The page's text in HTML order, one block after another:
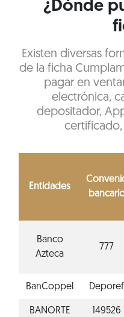
¿Dónde
Existen diversas
de la ficha
pagar en
electrónica,
depositador,
certificado,
Entidades
Banco
Azteca
777
BanCoppel Deporef
BANORTE 149526